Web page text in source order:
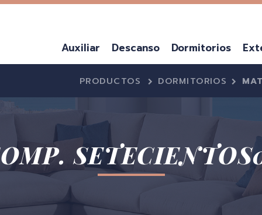
Auxiliar
CUBRERADIADORES
Descanso Dormitorios
MUEBLES TV
PRODUCTOS DORMITORIOS